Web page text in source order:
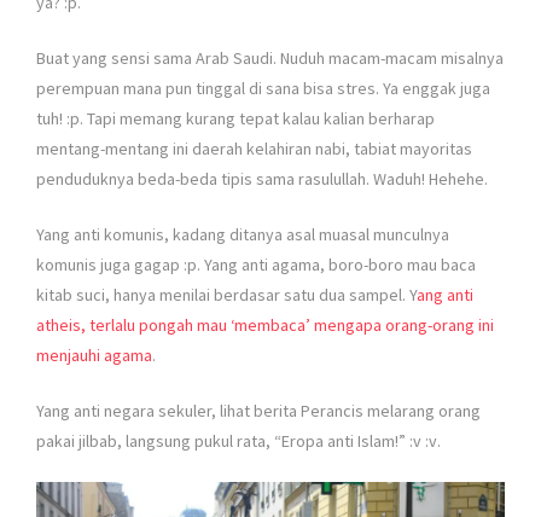
Buat yang sensi sama Arab Saudi. Nuduh macam-macam misalnya
perempuan mana pun tinggal di sana bisa stres. Ya enggak juga
tuh! :p. Tapi memang kurang tepat kalau kalian berharap
mentang-mentang ini daerah kelahiran nabi, tabiat mayoritas
penduduknya beda-beda tipis sama rasulullah. Waduh! Hehehe.
Yang anti komunis, kadang ditanya asal muasal munculnya
komunis juga gagap :p. Yang anti agama, boro-boro mau baca
kitab suci, hanya menilai berdasar satu dua sampel. Yang anti
atheis, terlalu pongah mau ‘membaca’ mengapa orang-orang ini
menjauhi agama.
Yang anti negara sekuler, lihat berita Perancis melarang orang
pakai jilbab, langsung pukul rata, “Eropa anti Islam!” :v :v.